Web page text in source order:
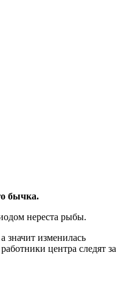
бычка.
нереста рыбы.
значит изменилась
центра следят за